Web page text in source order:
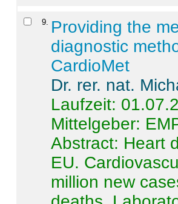
9
Providing the
diagnostic
CardioMet
Dr. rer. nat.
Laufzeit:
Mittelgeber:
Abstract: Heart
EU.
million new